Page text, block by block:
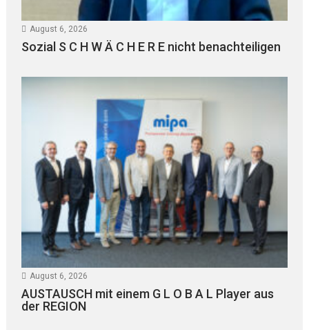
August 6, 2026
Sozial S C H W Ä C H E R E nicht benachteiligen
August 6, 2026
AUSTAUSCH mit einem G L O B A L Player aus
der REGION